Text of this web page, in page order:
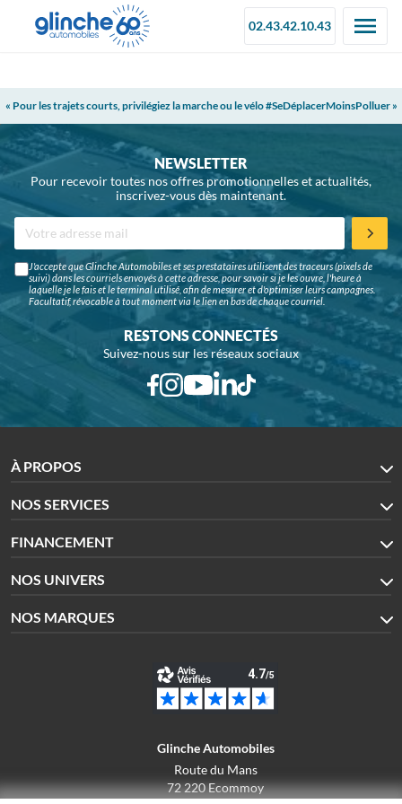
02.43.42.10.43
« Pour les trajets courts, privilégiez la marche ou le vélo #SeDéplacerMoinsPolluer »
NEWSLETTER
Pour recevoir toutes nos offres promotionnelles et actualités,
inscrivez-vous dès maintenant.
J'accepte que Glinche Automobiles et ses prestataires utilisent des traceurs (pixels de
suivi) dans les courriels envoyés à cette adresse, pour savoir si je les ouvre, l'heure à
laquelle je le fais et le terminal utilisé, afin de mesurer et d'optimiser leurs campagnes.
Facultatif, révocable à tout moment via le lien en bas de chaque courriel.
RESTONS CONNECTÉS
Suivez-nous sur les réseaux sociaux
À PROPOS
NOS SERVICES
FINANCEMENT
NOS UNIVERS
NOS MARQUES
Glinche Automobiles
Route du Mans
72 220 Ecommoy